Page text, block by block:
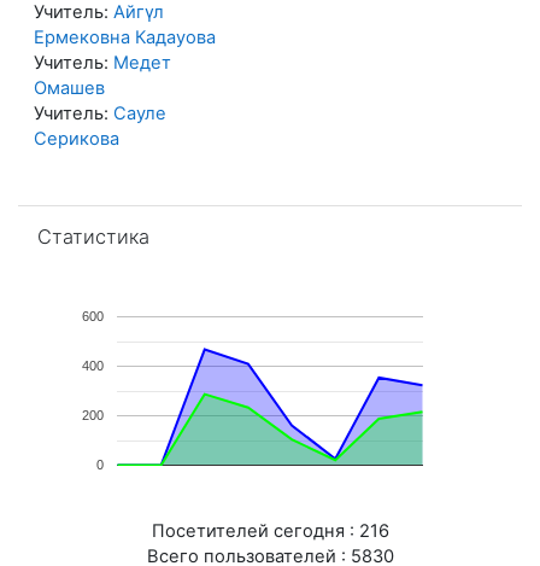
Учитель: Айгүл
Ермековна Кадауова
Учитель: Mедет
Омашев
Учитель: Сауле
Серикова
Статистика
0
200
400
600
Посетителей сегодня : 216
Всего пользователей : 5830